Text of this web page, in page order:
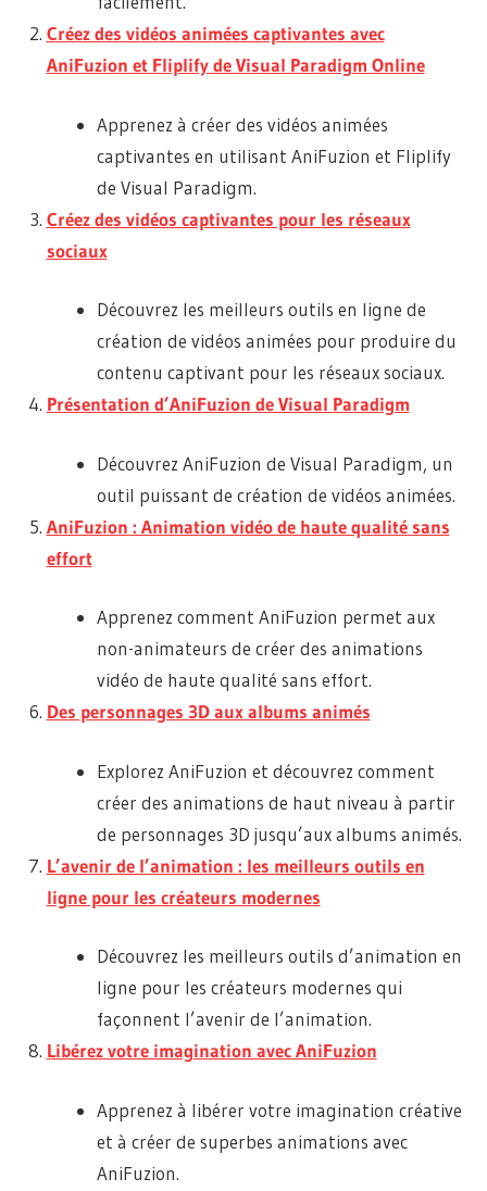
Créez des vidéos animées captivantes avec
AniFuzion et Fliplify de Visual Paradigm Online
Apprenez à créer des vidéos animées
captivantes en utilisant AniFuzion et Fliplify
de Visual Paradigm.
Créez des vidéos captivantes pour les réseaux
sociaux
Découvrez les meilleurs outils en ligne de
création de vidéos animées pour produire du
contenu captivant pour les réseaux sociaux.
Présentation d’AniFuzion de Visual Paradigm
Découvrez AniFuzion de Visual Paradigm, un
outil puissant de création de vidéos animées.
AniFuzion : Animation vidéo de haute qualité sans
effort
Apprenez comment AniFuzion permet aux
non-animateurs de créer des animations
vidéo de haute qualité sans effort.
Des personnages 3D aux albums animés
Explorez AniFuzion et découvrez comment
créer des animations de haut niveau à partir
de personnages 3D jusqu’aux albums animés.
L’avenir de l’animation : les meilleurs outils en
ligne pour les créateurs modernes
Découvrez les meilleurs outils d’animation en
ligne pour les créateurs modernes qui
façonnent l’avenir de l’animation.
Libérez votre imagination avec AniFuzion
Apprenez à libérer votre imagination créative
et à créer de superbes animations avec
AniFuzion.